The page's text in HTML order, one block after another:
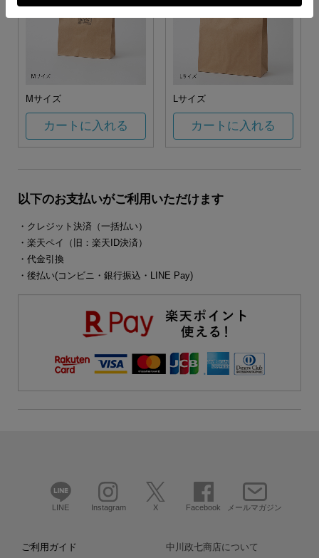
Mサイズ
カートに入れる
Lサイズ
カートに入れる
以下のお支払いがご利用いただけます
・クレジット決済（一括払い）
・楽天ペイ（旧：楽天ID決済）
・代金引換
・後払い(コンビニ・銀行振込・LINE Pay)
LINE Instagram X Facebook メールマガジン
ご利用ガイド 中川政七商店について